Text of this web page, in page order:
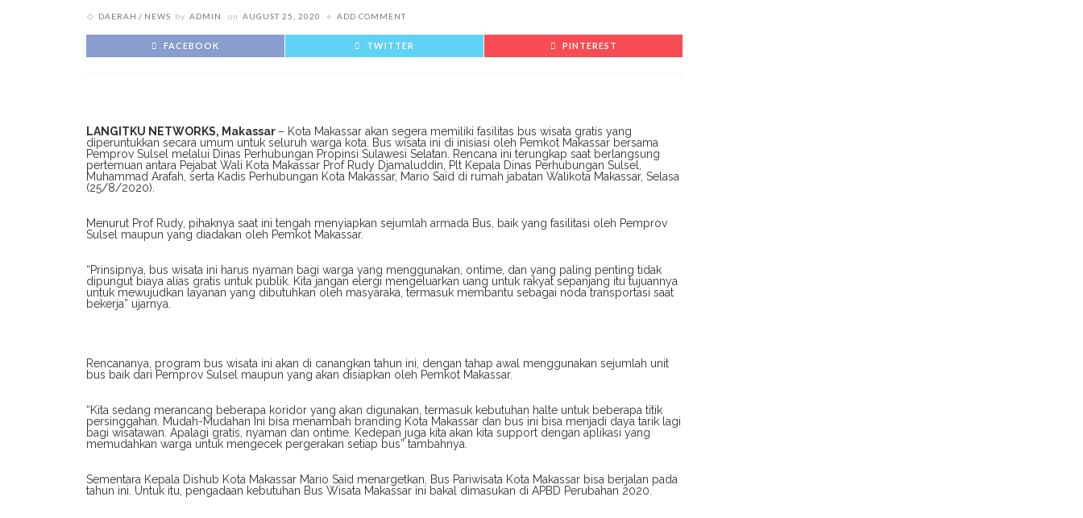
DAERAH NEWS by ADMIN on AUGUST 25, 2020 ADD COMMENT
FACEBOOK TWITTER PINTEREST
LANGITKU NETWORKS, Makassar – Kota Makassar akan segera memiliki fasilitas bus wisata gratis yang
diperuntukkan secara umum untuk seluruh warga kota. Bus wisata ini di inisiasi oleh Pemkot Makassar bersama
Pemprov Sulsel melalui Dinas Perhubungan Propinsi Sulawesi Selatan. Rencana ini terungkap saat berlangsung
pertemuan antara Pejabat Wali Kota Makassar Prof Rudy Djamaluddin, Plt Kepala Dinas Perhubungan Sulsel,
Muhammad Arafah, serta Kadis Perhubungan Kota Makassar, Mario Said di rumah jabatan Walikota Makassar, Selasa
(25/8/2020).
Menurut Prof Rudy, pihaknya saat ini tengah menyiapkan sejumlah armada Bus, baik yang fasilitasi oleh Pemprov
Sulsel maupun yang diadakan oleh Pemkot Makassar.
“Prinsipnya, bus wisata ini harus nyaman bagi warga yang menggunakan, ontime, dan yang paling penting tidak
dipungut biaya alias gratis untuk publik. Kita jangan elergi mengeluarkan uang untuk rakyat sepanjang itu tujuannya
untuk mewujudkan layanan yang dibutuhkan oleh masyaraka, termasuk membantu sebagai noda transportasi saat
bekerja” ujarnya.
Rencananya, program bus wisata ini akan di canangkan tahun ini, dengan tahap awal menggunakan sejumlah unit
bus baik dari Pemprov Sulsel maupun yang akan disiapkan oleh Pemkot Makassar.
“Kita sedang merancang beberapa koridor yang akan digunakan, termasuk kebutuhan halte untuk beberapa titik
persinggahan. Mudah-Mudahan Ini bisa menambah branding Kota Makassar dan bus ini bisa menjadi daya tarik lagi
bagi wisatawan. Apalagi gratis, nyaman dan ontime. Kedepan juga kita akan kita support dengan aplikasi yang
memudahkan warga untuk mengecek pergerakan setiap bus” tambahnya.
Sementara Kepala Dishub Kota Makassar Mario Said menargetkan, Bus Pariwisata Kota Makassar bisa berjalan pada
tahun ini. Untuk itu, pengadaan kebutuhan Bus Wisata Makassar ini bakal dimasukan di APBD Perubahan 2020.